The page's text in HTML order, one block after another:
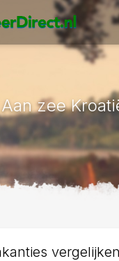
Aan zee
vergelijken